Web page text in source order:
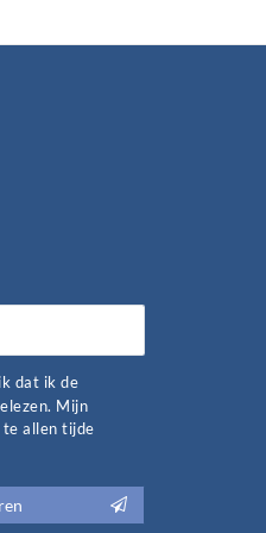
dat ik de
Mijn
allen tijde